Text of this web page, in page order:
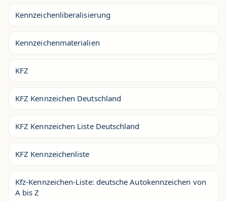
Kennzeichenliberalisierung
Kennzeichenmaterialien
KFZ
KFZ Kennzeichen Deutschland
KFZ Kennzeichen Liste Deutschland
KFZ Kennzeichenliste
Kfz-Kennzeichen-Liste: deutsche Autokennzeichen von
A bis Z